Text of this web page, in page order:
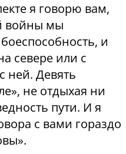
я говорю вам,
войны мы
и
севере или с
ней. Девять
не отдыхая ни
пути. И я
с вами гораздо